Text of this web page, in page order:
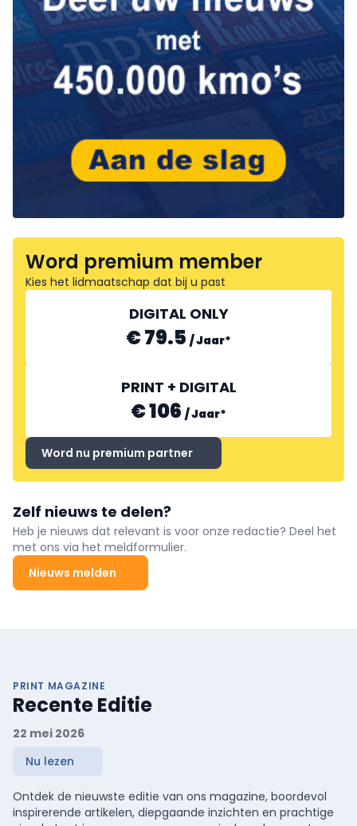
Word premium member
Kies het lidmaatschap dat bij u past
DIGITAL ONLY
€ 79.5 /Jaar*
PRINT + DIGITAL
€ 106 /Jaar*
Word nu premium partner
Zelf nieuws te delen?
Heb je nieuws dat relevant is voor onze redactie? Deel het
met ons via het meldformulier.
Nieuws melden
PRINT MAGAZINE
Recente Editie
22 mei 2026
Nu lezen
Ontdek de nieuwste editie van ons magazine, boordevol
inspirerende artikelen, diepgaande inzichten en prachtige